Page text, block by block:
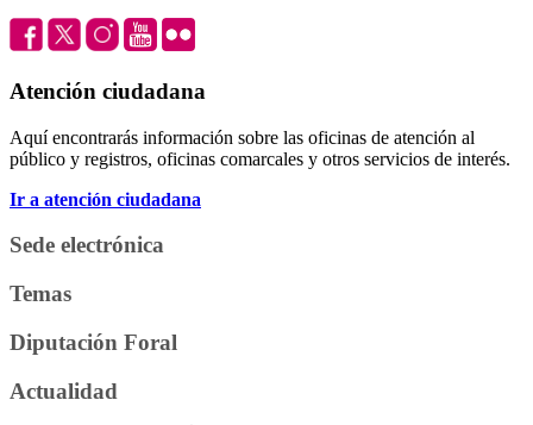
Atención ciudadana
Aquí encontrarás información sobre las oficinas de atención al
público y registros, oficinas comarcales y otros servicios de interés.
Ir a atención ciudadana
Sede electrónica
Temas
Diputación Foral
Actualidad